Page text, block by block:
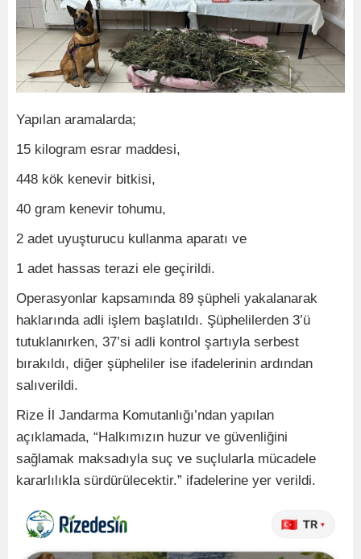
Yapılan aramalarda;
15 kilogram esrar maddesi,
448 kök kenevir bitkisi,
40 gram kenevir tohumu,
2 adet uyuşturucu kullanma aparatı ve
1 adet hassas terazi ele geçirildi.
Operasyonlar kapsamında 89 şüpheli yakalanarak
haklarında adli işlem başlatıldı. Şüphelilerden 3’ü
tutuklanırken, 37’si adli kontrol şartıyla serbest
bırakıldı, diğer şüpheliler ise ifadelerinin ardından
salıverildi.
Rize İl Jandarma Komutanlığı’ndan yapılan
açıklamada, “Halkımızın huzur ve güvenliğini
sağlamak maksadıyla suç ve suçlularla mücadele
kararlılıkla sürdürülecektir.” ifadelerine yer verildi.